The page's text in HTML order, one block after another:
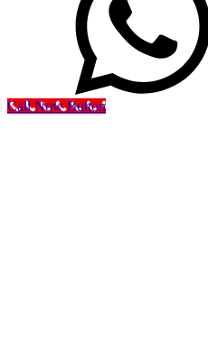
Call Now Button